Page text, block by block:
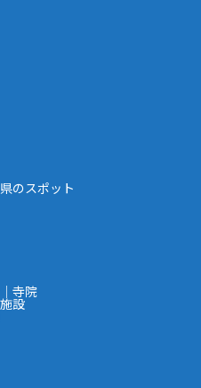
のスポット
寺院
設